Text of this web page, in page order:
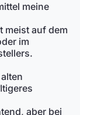
meine
meist auf dem
im
aber bei